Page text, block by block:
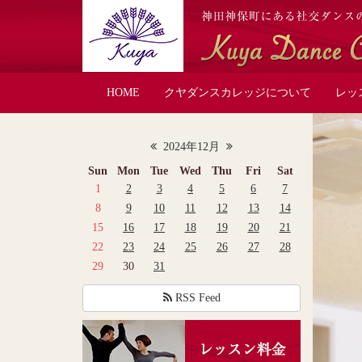
HOME クヤダンスカレッジについて レッ
2024年12月
Sun
Mon Tue Wed Thu Fri
Sat
1
2 3 4 5 6
7
8
9 10 11 12 13
14
15
16 17 18 19 20
21
22
23 24 25 26 27
28
29
30 31
RSS Feed